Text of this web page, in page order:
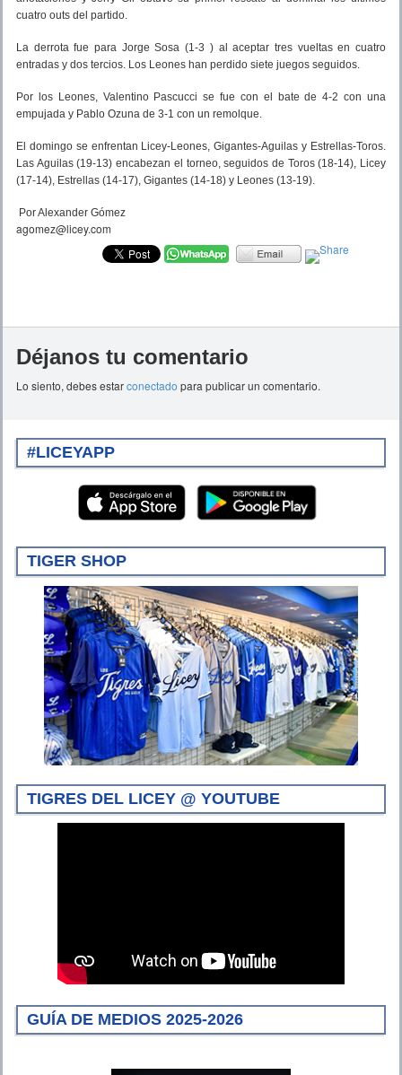
cuatro outs del partido.
La derrota fue para Jorge Sosa (1-3 ) al aceptar tres vueltas en cuatro
entradas y dos tercios. Los Leones han perdido siete juegos seguidos.
Por los Leones, Valentino Pascucci se fue con el bate de 4-2 con una
empujada y Pablo Ozuna de 3-1 con un remolque.
El domingo se enfrentan Licey-Leones, Gigantes-Aguilas y Estrellas-Toros.
Las Aguilas (19-13) encabezan el torneo, seguidos de Toros (18-14), Licey
(17-14), Estrellas (14-17), Gigantes (14-18) y Leones (13-19).
Por Alexander Gómez
agomez@licey.com
Déjanos tu comentario
Lo siento, debes estarconectado para publicar un comentario.
#LICEYAPP
TIGER SHOP
TIGRES DEL LICEY @ YOUTUBE
GUÍA DE MEDIOS 2025-2026